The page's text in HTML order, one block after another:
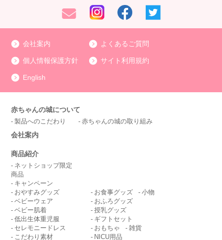
会社案内 よくあるご質問
個人情報保護方針 サイト利用規約
English
赤ちゃんの城について
製品へのこだわり 赤ちゃんの城の取り組み
会社案内
商品紹介
ネットショップ限定
商品
キャンペーン
おやすみグッズ
ベビーウェア
ベビー肌着
低出生体重児服
セレモニードレス
こだわり素材
お食事グッズ
小物
おふろグッズ
授乳グッズ
ギフトセット
おもちゃ
雑貨
NICU用品